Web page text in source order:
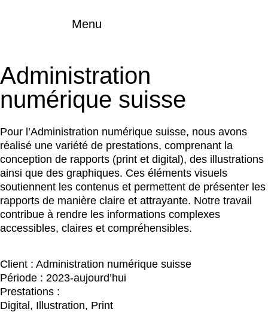
Menu
Administration
numérique suisse
Pour l’Administration numérique suisse, nous avons
réalisé une variété de prestations, comprenant la
conception de rapports (print et digital), des illustrations
ainsi que des graphiques. Ces éléments visuels
soutiennent les contenus et permettent de présenter les
rapports de manière claire et attrayante. Notre travail
contribue à rendre les informations complexes
accessibles, claires et compréhensibles.
Client : Administration numérique suisse
Période : 2023-aujourd’hui
Prestations :
Digital , Illustration, Print